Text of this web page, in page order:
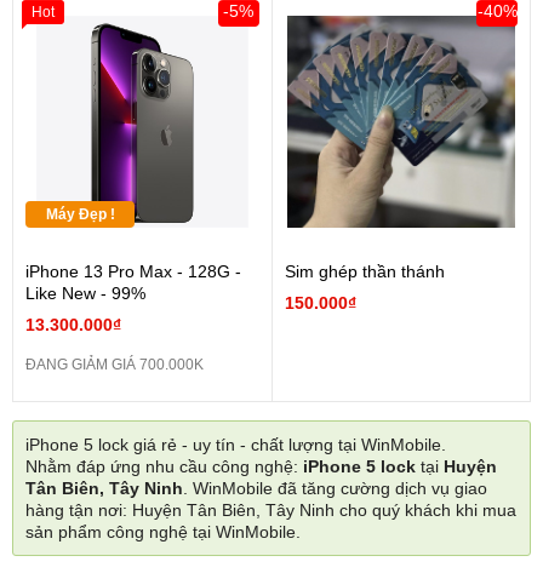
Máy Đẹp !
iPhone 13 Pro Max - 128G -
Like New - 99%
13.300.000₫
-5%
ĐANG GIẢM GIÁ 700.000K
Hot
Sim ghép thần thánh
150.000₫
-40%
iPhone 5 lock giá rẻ - uy tín - chất lượng tại WinMobile.
Nhằm đáp ứng nhu cầu công nghệ: iPhone 5 lock tại Huyện
Tân Biên, Tây Ninh. WinMobile đã tăng cường dịch vụ giao
hàng tận nơi: Huyện Tân Biên, Tây Ninh cho quý khách khi mua
sản phẩm công nghệ tại WinMobile.